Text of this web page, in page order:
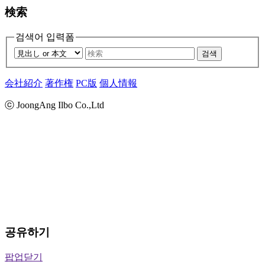
検索
검색어 입력폼
검색
会社紹介 著作権 PC版 個人情報
ⓒ JoongAng Ilbo Co.,Ltd
공유하기
팝업닫기